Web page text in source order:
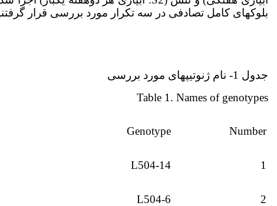
بلوک­های کامل تصادفی در سه تکرار مورد بررسی قرار گرفتند. نام
جدول 1- نام ژنوتیپ­های مورد بررسی
Table 1. Names of genotypes
Number
Genotype
1
L504-14
2
L504-6